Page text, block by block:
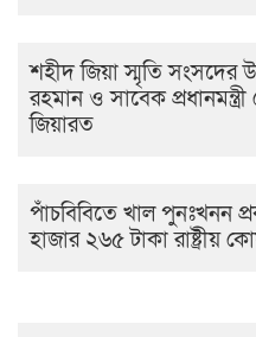
শহীদ জিয়া স্মৃতি সংসদের
রহমান ও সাবেক
জিয়ারত
পাঁচবিবিতে খাল পুনঃখনন
হাজার ২৬৫ টাকা রাষ্ট্রীয়